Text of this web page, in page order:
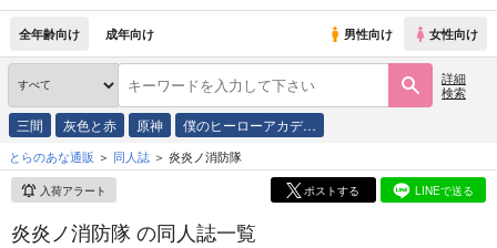
全年齢向け 成年向け 男性向け 女性向け
詳細
検索
三間 灰色と赤 原神 僕のヒーローアカデ…
とらのあな通販 同人誌 炎炎ノ消防隊
入荷アラート ポストする LINEで送る
炎炎ノ消防隊 の同人誌一覧